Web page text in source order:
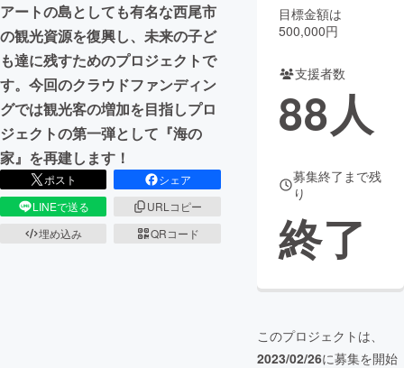
CAMPFIRE for Social Good
CAMPFIRE Creation
CAMPFIREふるさと納税machi-ya コミュニティ
アートの島としても有名な西尾市
の観光資源を復興し、未来の子ど
も達に残すためのプロジェクトで
す。今回のクラウドファンディン
グでは観光客の増加を目指しプロ
ジェクトの第一弾として『海の
家』を再建します！
ポスト
シェア
LINEで送る
URLコピー
埋め込み
QRコード
目標金額は
500,000円
支援者数
88人
募集終了まで残
り
終了
このプロジェクトは、
2023/02/26に募集を開始